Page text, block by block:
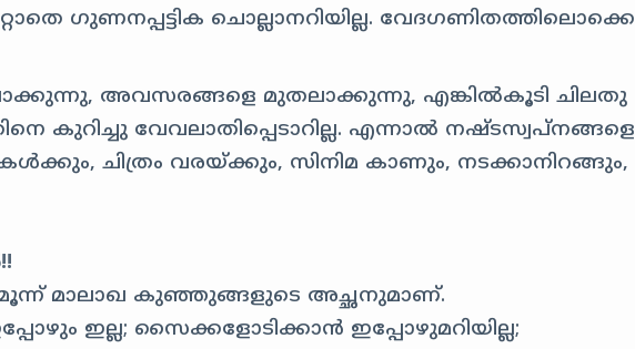
ഗുണനപ്പട്ടിക ചൊല്ലാനറിയില്ല. വേദഗണിതത്തിലൊക്കെ
അവസരങ്ങളെ മുതലാക്കുന്നു, എങ്കില്‍‌കൂടി ചിലതു
കുറിച്ചു വേവലാതിപ്പെടാറില്ല. എന്നാല്‍‌ നഷ്‌ടസ്വപ്‌നങ്ങളെ
ചിത്രം വരയ്‍ക്കും, സിനിമ കാണും, നടക്കാനിറങ്ങും,
മാലാഖ കുഞ്ഞുങ്ങളുടെ അച്ഛനുമാണ്.
ഇല്ല; സൈക്കളോടിക്കാൻ ഇപ്പോഴുമറിയില്ല;